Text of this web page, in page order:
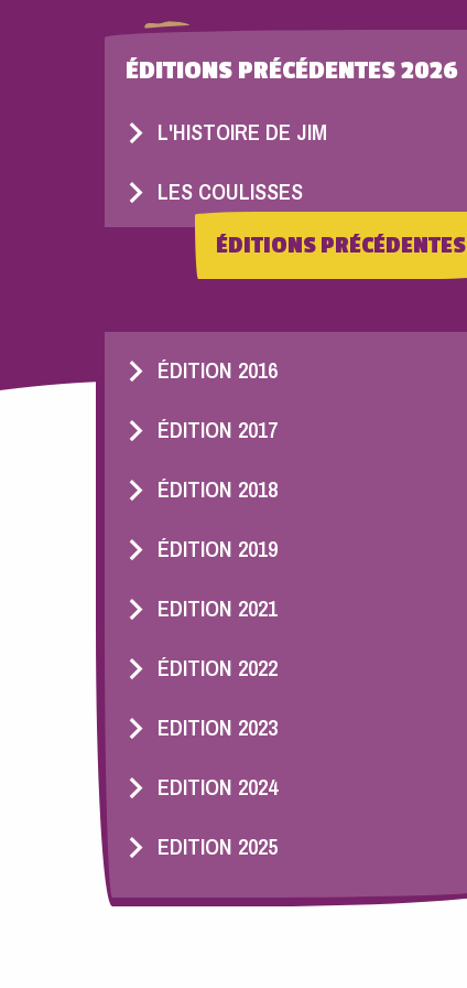
Aller au contenu principal
ÉDITIONS PRÉCÉDENTES
ÉDITIONS PRÉCÉDENTES 2026
L'HISTOIRE DE JIM
LES COULISSES
ÉDITION 2014
ÉDITION 2016
ÉDITION 2017
ÉDITION 2018
ÉDITION 2019
EDITION 2021
ÉDITION 2022
EDITION 2023
EDITION 2024
EDITION 2025